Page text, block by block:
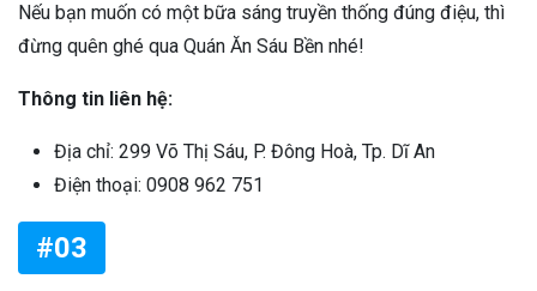
Nếu bạn muốn có một bữa sáng truyền thống đúng điệu, thì
đừng quên ghé qua Quán Ăn Sáu Bền nhé!
Thông tin liên hệ:
Địa chỉ: 299 Võ Thị Sáu, P. Đông Hoà, Tp. Dĩ An
Điện thoại: 0908 962 751
#03